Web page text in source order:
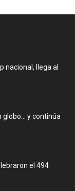
nacional, llega al
globo… y continúa
el 494